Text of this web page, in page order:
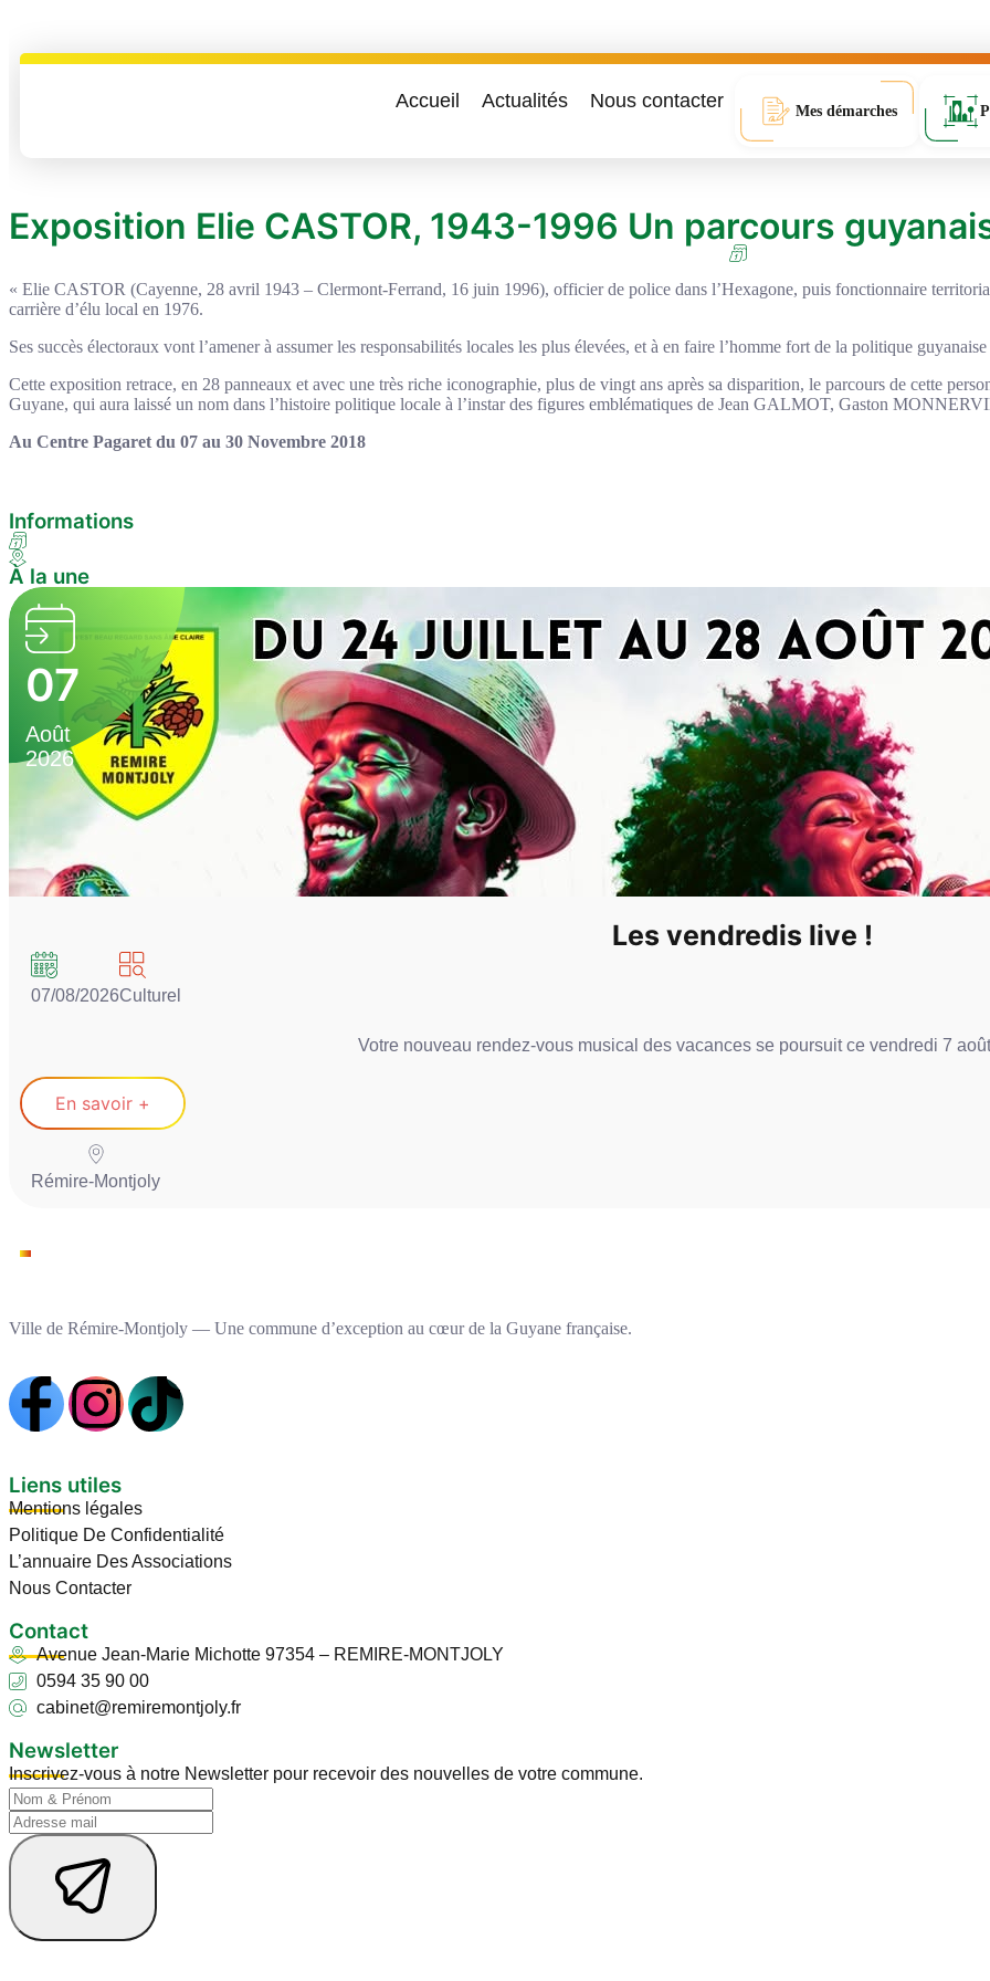
Accueil Actualités Nous contacter Mes démarches
Exposition Elie CASTOR, 1943-1996 Un parcours
« Elie CASTOR (Cayenne, 28 avril 1943 – Clermont-Ferrand, 16 juin 1996), officier de police dans l’Hexagone, puis fonctionnaire
carrière d’élu local en 1976.
Ses succès électoraux vont l’amener à assumer les responsabilités locales les plus élevées, et à en faire l’homme fort de la politique
Cette exposition retrace, en 28 panneaux et avec une très riche iconographie, plus de vingt ans après sa disparition, le parcours de cette
Guyane, qui aura laissé un nom dans l’histoire politique locale à l’instar des figures emblématiques de Jean GALMOT, Gaston
Au Centre Pagaret du 07 au 30 Novembre 2018
Informations
À la une
07
Août
2026
Les vendredis live !
07/08/2026Culturel
Votre nouveau rendez-vous musical des vacances se poursuit ce vendredi 7
En savoir +
Rémire-Montjoly
Ville de Rémire-Montjoly — Une commune d’exception au cœur de la Guyane française.
Liens utiles
Mentions légales
Politique De Confidentialité
L’annuaire Des Associations
Nous Contacter
Contact
Avenue Jean-Marie Michotte 97354 – REMIRE-MONTJOLY
0594 35 90 00
cabinet@remiremontjoly.fr
Newsletter
Inscrivez-vous à notre Newsletter pour recevoir des nouvelles de votre commune.